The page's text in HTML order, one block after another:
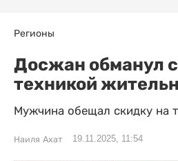
Регионы
Досжан обманул
техникой
Мужчина обещал скидку на
Наиля Ахат 19.11.2025, 11:54